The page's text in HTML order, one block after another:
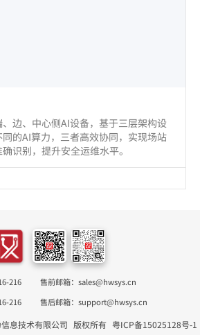
边、中心侧AI设备，基于三层架构设
的AI算力，三者高效协同，实现场站
识别，提升安全运维水平。
216 售前邮箱：sales@hwsys.cn
216 售后邮箱：support@hwsys.cn
息技术有限公司 版权所有 粤ICP备15025128号-1